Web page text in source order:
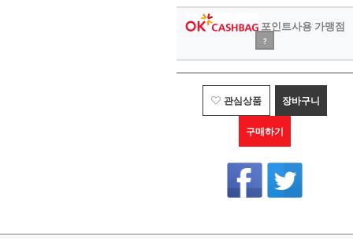
포인트사용 가맹점
?
관심상품 장바구니
구매하기